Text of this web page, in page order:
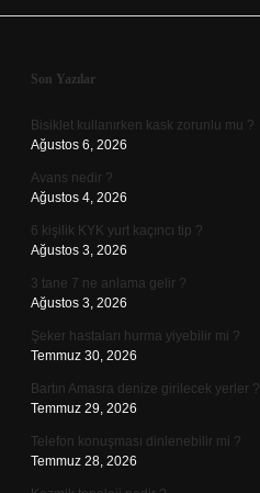
Sidebar
Son Yazılar
Bisiklet kullanırken kask zorunlu mu ?
Ağustos 6, 2026
Avans nedir ?
Ağustos 4, 2026
6 kişilik KYK yurt kaçıncı tip ?
Ağustos 3, 2026
3 tane 7 ne anlama gelir ?
Ağustos 3, 2026
Şeker hastaları hurma yiyebilir mi ?
Temmuz 30, 2026
Bartın Amasra denize girilecek yerler ?
Temmuz 29, 2026
Telefon konuşması dinlenebilir mi ?
Temmuz 28, 2026